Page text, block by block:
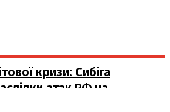
кризи: Сибіга
атак РФ на